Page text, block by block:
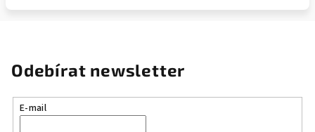
Odebírat newsletter
E-mail